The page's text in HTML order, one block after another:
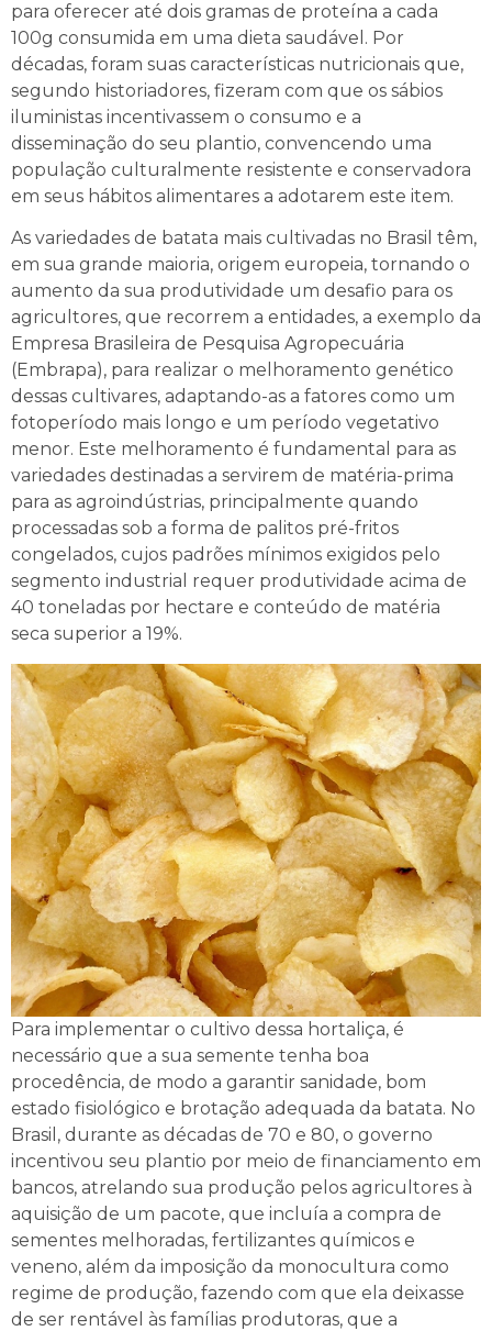
para oferecer até dois gramas de proteína a cada
100g consumida em uma dieta saudável. Por
décadas, foram suas características nutricionais que,
segundo historiadores, fizeram com que os sábios
iluministas incentivassem o consumo e a
disseminação do seu plantio, convencendo uma
população culturalmente resistente e conservadora
em seus hábitos alimentares a adotarem este item.
As variedades de batata mais cultivadas no Brasil têm,
em sua grande maioria, origem europeia, tornando o
aumento da sua produtividade um desafio para os
agricultores, que recorrem a entidades, a exemplo da
Empresa Brasileira de Pesquisa Agropecuária
(Embrapa), para realizar o melhoramento genético
dessas cultivares, adaptando-as a fatores como um
fotoperíodo mais longo e um período vegetativo
menor. Este melhoramento é fundamental para as
variedades destinadas a servirem de matéria-prima
para as agroindústrias, principalmente quando
processadas sob a forma de palitos pré-fritos
congelados, cujos padrões mínimos exigidos pelo
segmento industrial requer produtividade acima de
40 toneladas por hectare e conteúdo de matéria
seca superior a 19%.
Para implementar o cultivo dessa hortaliça, é
necessário que a sua semente tenha boa
procedência, de modo a garantir sanidade, bom
estado fisiológico e brotação adequada da batata. No
Brasil, durante as décadas de 70 e 80, o governo
incentivou seu plantio por meio de financiamento em
bancos, atrelando sua produção pelos agricultores à
aquisição de um pacote, que incluía a compra de
sementes melhoradas, fertilizantes químicos e
veneno, além da imposição da monocultura como
regime de produção, fazendo com que ela deixasse
de ser rentável às famílias produtoras, que a